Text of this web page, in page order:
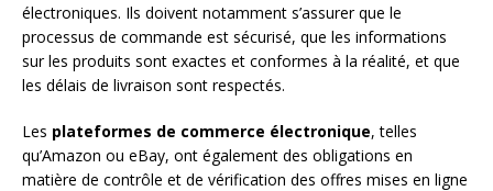
électroniques. Ils doivent notamment s’assurer que le
processus de commande est sécurisé, que les informations
sur les produits sont exactes et conformes à la réalité, et que
les délais de livraison sont respectés.
Les plateformes de commerce électronique, telles
qu’Amazon ou eBay, ont également des obligations en
matière de contrôle et de vérification des offres mises en ligne